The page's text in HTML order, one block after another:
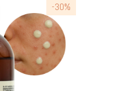
-30%